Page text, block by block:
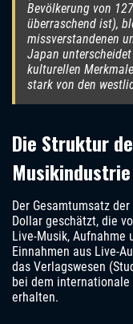
Bevölkerung von
überraschend ist),
missverstandenen
Japan
kulturellen
stark von den
Die Struktur
Musikindustrie
Der Gesamtumsatz
Dollar geschätzt, die
Live-Musik,
Einnahmen aus Live-
das Verlagswesen
bei dem internationale
erhalten.